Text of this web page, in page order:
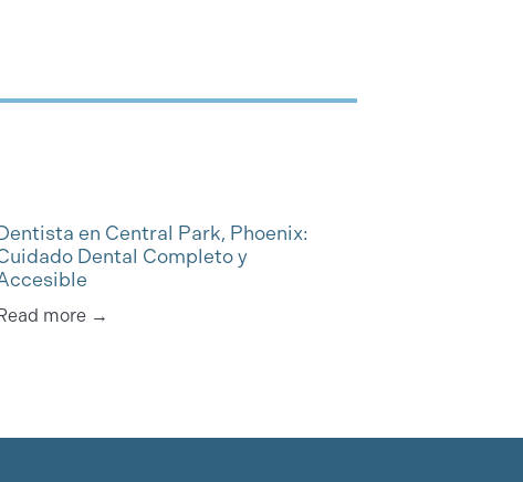
en Central Park, Phoenix:
Dental Completo y
more →